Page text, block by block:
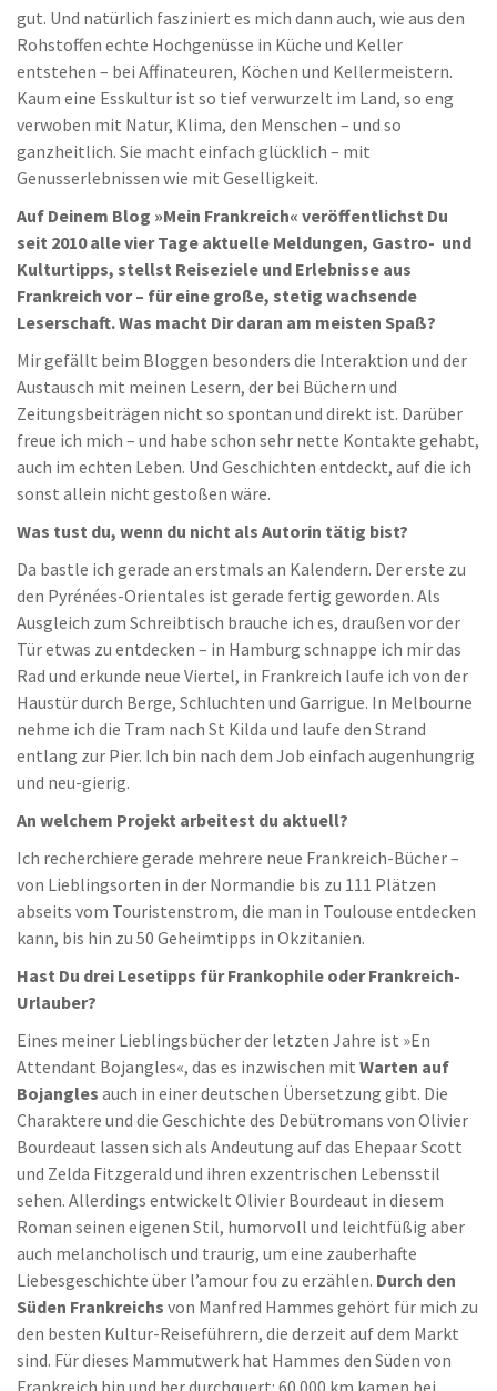
gut. Und natürlich fasziniert es mich dann auch, wie aus den
Rohstoffen echte Hochgenüsse in Küche und Keller
entstehen – bei Affinateuren, Köchen und Kellermeistern.
Kaum eine Esskultur ist so tief verwurzelt im Land, so eng
verwoben mit Natur, Klima, den Menschen – und so
ganzheitlich. Sie macht einfach glücklich – mit
Genusserlebnissen wie mit Geselligkeit.
Auf Deinem Blog »Mein Frankreich« veröffentlichst Du
seit 2010 alle vier Tage aktuelle Meldungen, Gastro- und
Kulturtipps, stellst Reiseziele und Erlebnisse aus
Frankreich vor – für eine große, stetig wachsende
Leserschaft. Was macht Dir daran am meisten Spaß?
Mir gefällt beim Bloggen besonders die Interaktion und der
Austausch mit meinen Lesern, der bei Büchern und
Zeitungsbeiträgen nicht so spontan und direkt ist. Darüber
freue ich mich – und habe schon sehr nette Kontakte gehabt,
auch im echten Leben. Und Geschichten entdeckt, auf die ich
sonst allein nicht gestoßen wäre.
Was tust du, wenn du nicht als Autorin tätig bist?
Da bastle ich gerade an erstmals an Kalendern. Der erste zu
den Pyrénées-Orientales ist gerade fertig geworden. Als
Ausgleich zum Schreibtisch brauche ich es, draußen vor der
Tür etwas zu entdecken – in Hamburg schnappe ich mir das
Rad und erkunde neue Viertel, in Frankreich laufe ich von der
Haustür durch Berge, Schluchten und Garrigue. In Melbourne
nehme ich die Tram nach St Kilda und laufe den Strand
entlang zur Pier. Ich bin nach dem Job einfach augenhungrig
und neu-gierig.
An welchem Projekt arbeitest du aktuell?
Ich recherchiere gerade mehrere neue Frankreich-Bücher –
von Lieblingsorten in der Normandie bis zu 111 Plätzen
abseits vom Touristenstrom, die man in Toulouse entdecken
kann, bis hin zu 50 Geheimtipps in Okzitanien.
Hast Du drei Lesetipps für Frankophile oder Frankreich-
Urlauber?
Eines meiner Lieblingsbücher der letzten Jahre ist »En
Attendant Bojangles«, das es inzwischen mit Warten auf
Bojangles auch in einer deutschen Übersetzung gibt. Die
Charaktere und die Geschichte des Debütromans von Olivier
Bourdeaut lassen sich als Andeutung auf das Ehepaar Scott
und Zelda Fitzgerald und ihren exzentrischen Lebensstil
sehen. Allerdings entwickelt Olivier Bourdeaut in diesem
Roman seinen eigenen Stil, humorvoll und leichtfüßig aber
auch melancholisch und traurig, um eine zauberhafte
Liebesgeschichte über l’amour fou zu erzählen. Durch den
Süden Frankreichs von Manfred Hammes gehört für mich zu
den besten Kultur-Reiseführern, die derzeit auf dem Markt
sind. Für dieses Mammutwerk hat Hammes den Süden von
Frankreich hin und her durchquert: 60.000 km kamen bei